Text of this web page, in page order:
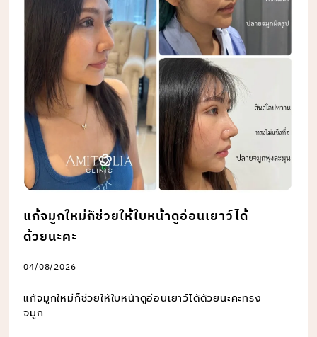
แก้จมูกใหม่ก็ช่วยให้ใบหน้าดูอ่อนเยาว์ได้
ด้วยนะคะ
04/08/2026
แก้จมูกใหม่ก็ช่วยให้ใบหน้าดูอ่อนเยาว์ได้ด้วยนะคะทรง
จมูก